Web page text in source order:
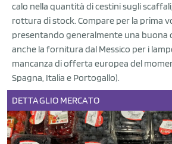
calo nella quantità di cestini sugli
rottura di stock. Compare per la prima
presentando generalmente una buona
anche la fornitura dal Messico per i
mancanza di offerta europea del
Spagna, Italia e Portogallo).
DETTAGLIO MERCATO